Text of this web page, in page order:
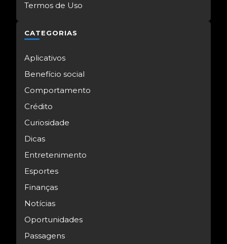
Termos de Uso
CATEGORIAS
Aplicativos
Benefício social
Comportamento
Crédito
Curiosidade
Dicas
Entretenimento
Esportes
Finanças
Notícias
Oportunidades
Passagens